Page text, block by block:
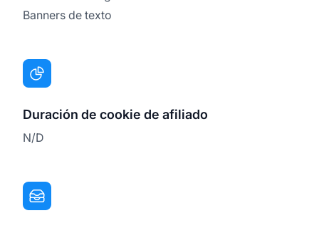
Banners de texto
Duración de cookie de afiliado
N/D